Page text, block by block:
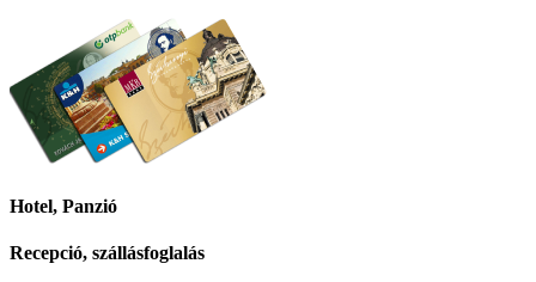
Hotel, Panzió
Recepció, szállásfoglalás